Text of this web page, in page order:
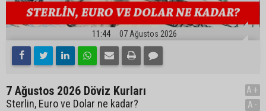
11:44 07 Ağustos 2026
7 Ağustos 2026 Döviz Kurları
Sterlin, Euro ve Dolar ne kadar?
A+
A-